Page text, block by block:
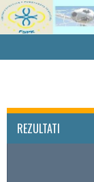
Skip
to
REZULTATI